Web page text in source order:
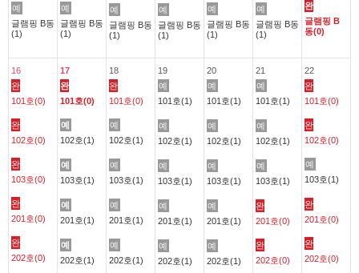
예
글램핑 B동
(1)
예
글램핑 B동
(1)
예
글램핑 B동
(1)
예
글램핑 B동
(1)
예
글램핑 B동
(1)
예
글램핑 B동
(1)
완
글램핑 B
동(0)
16
완
101호(0)
완
102호(0)
완
103호(0)
완
201호(0)
완
202호(0)
17
완
101호(0)
예
102호(1)
예
103호(1)
예
201호(1)
예
202호(1)
18
완
101호(0)
예
102호(1)
예
103호(1)
예
201호(1)
예
202호(1)
19
예
101호(1)
예
102호(1)
예
103호(1)
예
201호(1)
예
202호(1)
20
예
101호(1)
예
102호(1)
예
103호(1)
예
201호(1)
예
202호(1)
21
예
101호(1)
예
102호(1)
예
103호(1)
완
201호(0)
완
202호(0)
22
완
101호(0)
완
102호(0)
예
103호(1)
완
201호(0)
완
202호(0)